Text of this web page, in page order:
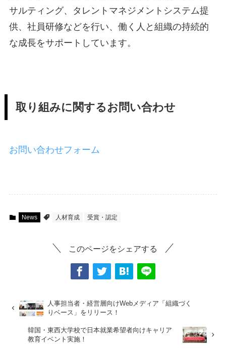
サルティング、タレントマネジメントシステム提
供、社員研修などを行い、働く人と組織の持続的
な成長をサポートしています。
取り組みに関するお問い合わせ
お問い合わせフォーム
News 人材育成 受賞・認定
このページをシェアする
人事担当者・経営層向けWebメディア「組織づく
りベース」をリリース！
韓国・東西大学校で日本就業希望者向けキャリア
教育イベント実施！